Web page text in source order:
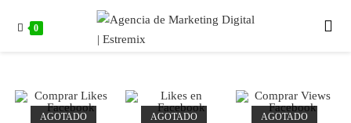
0
AGOTADO AGOTADO AGOTADO